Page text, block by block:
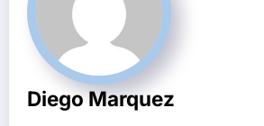
Diego Marquez